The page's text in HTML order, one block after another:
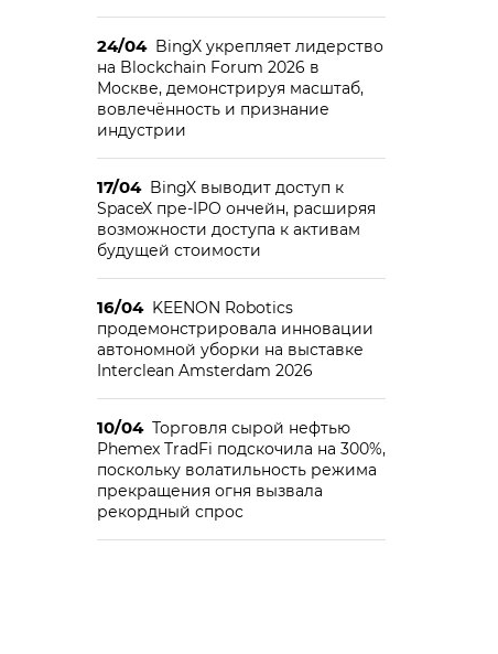
24/04 BingX укрепляет лидерство
на Blockchain Forum 2026 в
Москве, демонстрируя масштаб,
вовлечённость и признание
индустрии
17/04 BingX выводит доступ к
SpaceX пре-IPO ончейн, расширяя
возможности доступа к активам
будущей стоимости
16/04 KEENON Robotics
продемонстрировала инновации
автономной уборки на выставке
Interclean Amsterdam 2026
10/04 Торговля сырой нефтью
Phemex TradFi подскочила на 300%,
поскольку волатильность режима
прекращения огня вызвала
рекордный спрос